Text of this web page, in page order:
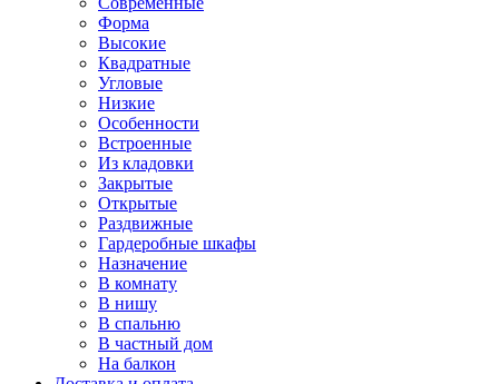
Форма
Высокие
Квадратные
Угловые
Низкие
Особенности
Встроенные
Из кладовки
Закрытые
Открытые
Раздвижные
Гардеробные шкафы
Назначение
В комнату
В нишу
В спальню
В частный дом
На балкон